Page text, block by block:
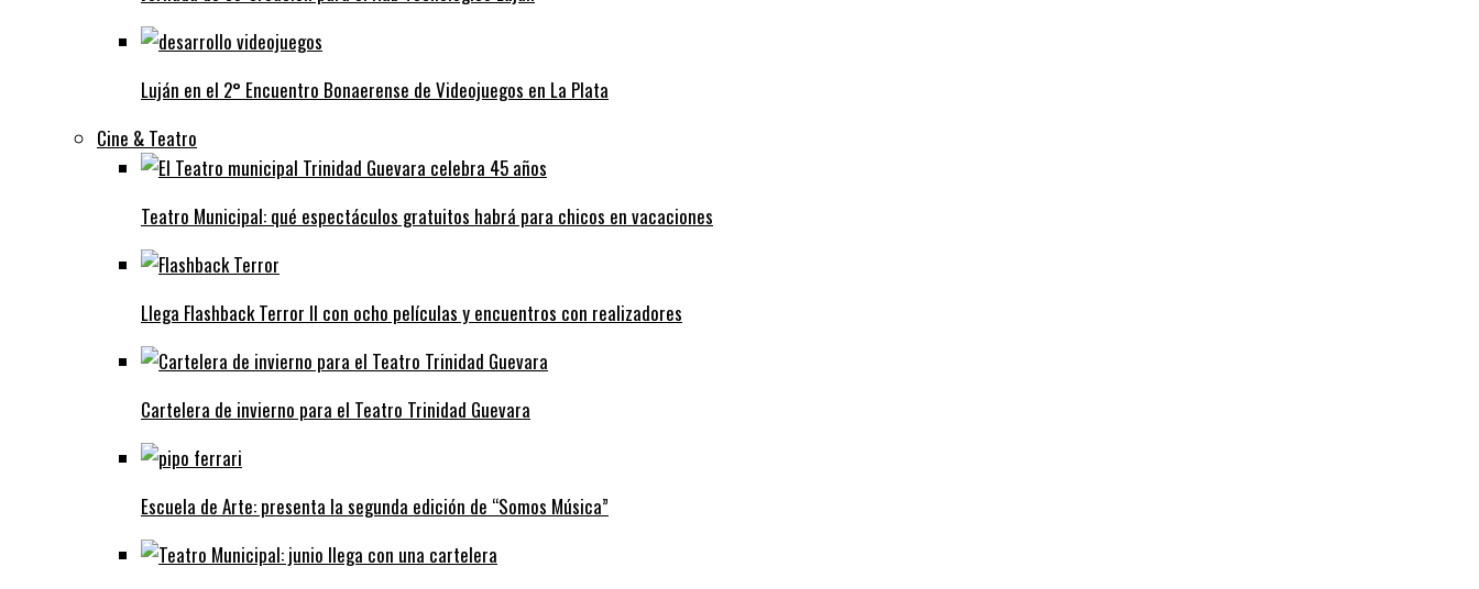
Luján en el 2° Encuentro Bonaerense de Videojuegos en La Plata
Cine & Teatro
Teatro Municipal: qué espectáculos gratuitos habrá para chicos en vacaciones
Llega Flashback Terror II con ocho películas y encuentros con realizadores
Cartelera de invierno para el Teatro Trinidad Guevara
Escuela de Arte: presenta la segunda edición de “Somos Música”